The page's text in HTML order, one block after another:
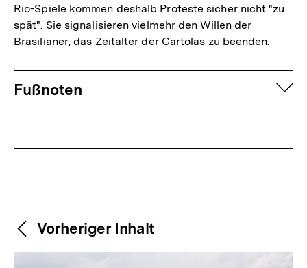
Rio-Spiele kommen deshalb Proteste sicher nicht "zu
spät". Sie signalisieren vielmehr den Willen der
Brasilianer, das Zeitalter der Cartolas zu beenden.
Fussnoten
Fußnoten
Weitere
Inhalte
Content-
Navigation
Vorheriger Inhalt